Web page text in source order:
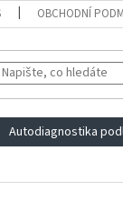
OBCHODNÍ
Autodiagnostika